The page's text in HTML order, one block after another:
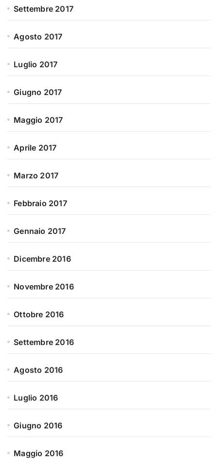
Settembre 2017
Agosto 2017
Luglio 2017
Giugno 2017
Maggio 2017
Aprile 2017
Marzo 2017
Febbraio 2017
Gennaio 2017
Dicembre 2016
Novembre 2016
Ottobre 2016
Settembre 2016
Agosto 2016
Luglio 2016
Giugno 2016
Maggio 2016